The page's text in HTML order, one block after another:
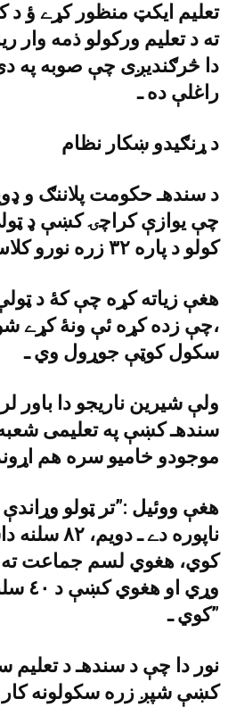
ته د تعليم ورکولو ذمه
دا څرګنديږى چې صوبه په
راغلې ده ـ
د ړنګيدو ښکار نظام
د سندهـ حکومت پلاننګ و
چې يوازې کراچۍ کښې ډ
کولو د پاره ٣٢ زره نورو کلاس رومونو جوړولو ته ضرورت دے ـ
،چې زده کړه ئې ونۀ کړے
سکول کوټې جوړول وي ـ
ولې شيرين ناريجو دا باور
سندهـ کښې په تعليمى
موجودو خاميو سره هم
هغې ووئيل :”تر ټولو
ناپوره
کوي، هغوي لسم جماعت ته
کوي ـ”
نور دا چې د سندهـ د تعليم